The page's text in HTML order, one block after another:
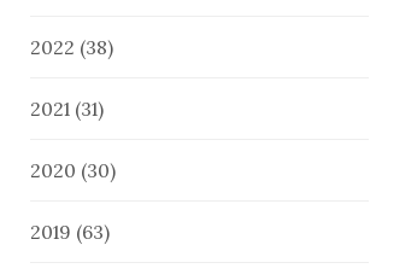
2022 (38)
2021 (31)
2020 (30)
2019 (63)